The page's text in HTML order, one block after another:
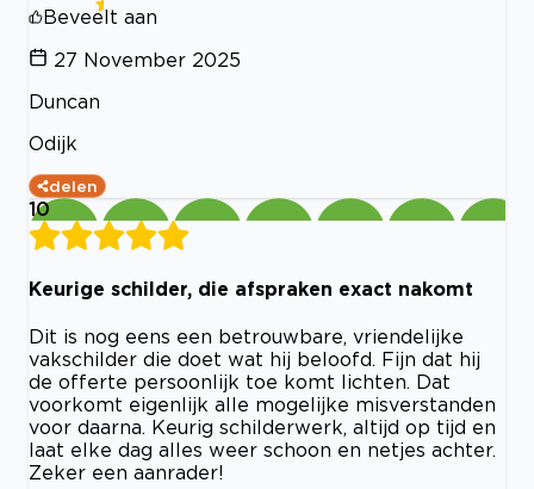
Beveelt aan
27 November 2025
Duncan
Odijk
delen
10
Keurige schilder, die afspraken exact nakomt
Dit is nog eens een betrouwbare, vriendelijke
vakschilder die doet wat hij beloofd. Fijn dat hij
de offerte persoonlijk toe komt lichten. Dat
voorkomt eigenlijk alle mogelijke misverstanden
voor daarna. Keurig schilderwerk, altijd op tijd en
laat elke dag alles weer schoon en netjes achter.
Zeker een aanrader!